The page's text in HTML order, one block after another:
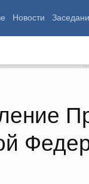
Новости